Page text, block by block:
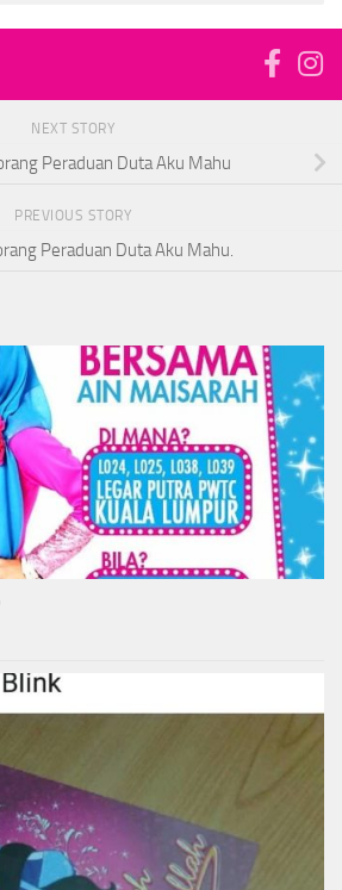
NEXT STORY
Peraduan Duta Aku Mahu
PREVIOUS STORY
Peraduan Duta Aku Mahu.